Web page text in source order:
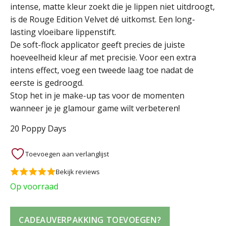
intense, matte kleur zoekt die je lippen niet uitdroogt,
is de Rouge Edition Velvet dé uitkomst. Een long-
lasting vloeibare lippenstift.
De soft-flock applicator geeft precies de juiste
hoeveelheid kleur af met precisie. Voor een extra
intens effect, voeg een tweede laag toe nadat de
eerste is gedroogd.
Stop het in je make-up tas voor de momenten
wanneer je je glamour game wilt verbeteren!
20 Poppy Days
Toevoegen aan verlanglijst
Bekijk reviews
Op voorraad
CADEAUVERPAKKING TOEVOEGEN?